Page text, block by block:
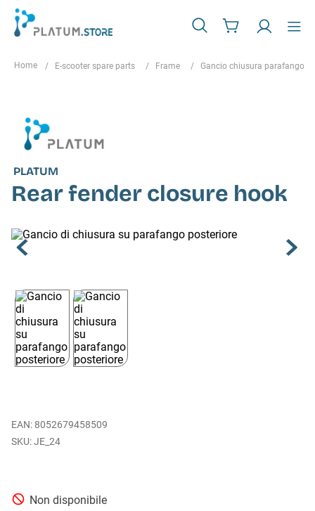
E-scooter spare parts Frame Gancio chiusura parafango
PLATUM
Rear fender closure hook
EAN: 8052679458509
JE_24
Non disponibile